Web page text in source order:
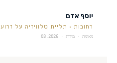
יוסף אדם
רחובות · תליית טלוויזיה על
מאומת · מידרג · 03.2026